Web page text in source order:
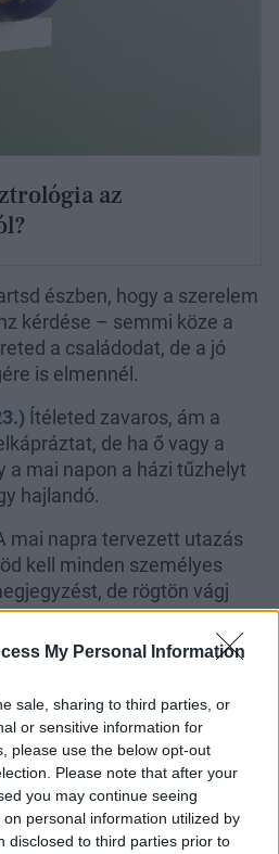
My Personal Information
sale, sharing to third parties, or
or sensitive information for
please use the below opt-out
Please note that after your
you may continue seeing
personal information utilized by
disclosed to third parties prior to
az
észben, hogy a szerelem
kérdése – semmi köze a
a családodat, de a jó
is elmennél.
Ítéleted zavaros, ám a
de ha ő vagy a
a mai napon a házi tűzhelyt
hajlandó.
mai napra tervezett utazás
kell minden személyes
de rögtön vágj
megsebez.
Ma felébred benned a
pénzedre hajt, ám ha már
a szexshopot se hagyd ki,
kínálnak.